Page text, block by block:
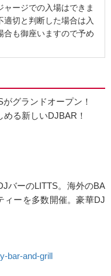
ャージでの入場はできま
切と判断した場合は入
合も御座いますので予め
グランドオープン！
る新しいDJBAR！
バーのLITTS。海外のBA
ィーを多数開催。豪華DJ
bar-and-grill